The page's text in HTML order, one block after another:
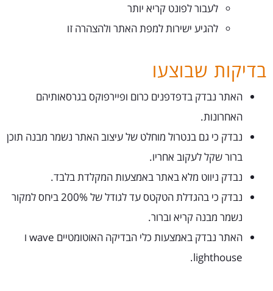
לעבור לפונט קריא יותר
להגיע ישירות למפת האתר ולהצהרה זו
בדיקות שבוצעו
האתר נבדק בדפדפנים כרום ופיירפוקס בגרסאותיהם
האחרונות.
נבדק כי גם בנטרול מוחלט של עיצוב האתר נשמר מבנה תוכן
ברור שקל לעקוב אחריו.
נבדק ניווט מלא באתר באמצעות המקלדת בלבד.
נבדק כי בהגדלת הטקטס עד לגודל של 200% ביחס למקור
נשמר מבנה קריא וברור.
האתר נבדק באמצעות כלי הבדיקה האוטומטיים wave ו
lighthouse.